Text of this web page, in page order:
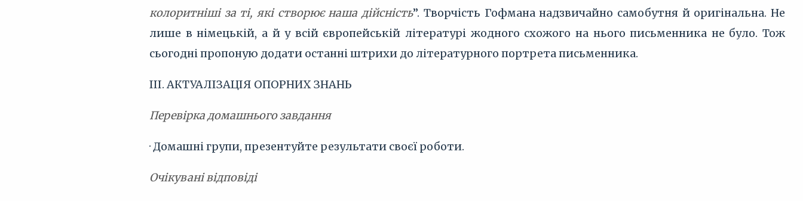
колоритніші за ті, які створює наша дійсність”. Творчість Гофмана надзвичайно самобутня й оригінальна. Не
лише в німецькій, а й у всій європейській літературі жодного схожого на нього письменника не було. Тож
сьогодні пропоную додати останні штрихи до літературного портрета письменника.
ІІІ. АКТУАЛІЗАЦІЯ ОПОРНИХ ЗНАНЬ
Перевірка домашнього завдання
· Домашні групи, презентуйте результати своєї роботи.
Очікувані відповіді